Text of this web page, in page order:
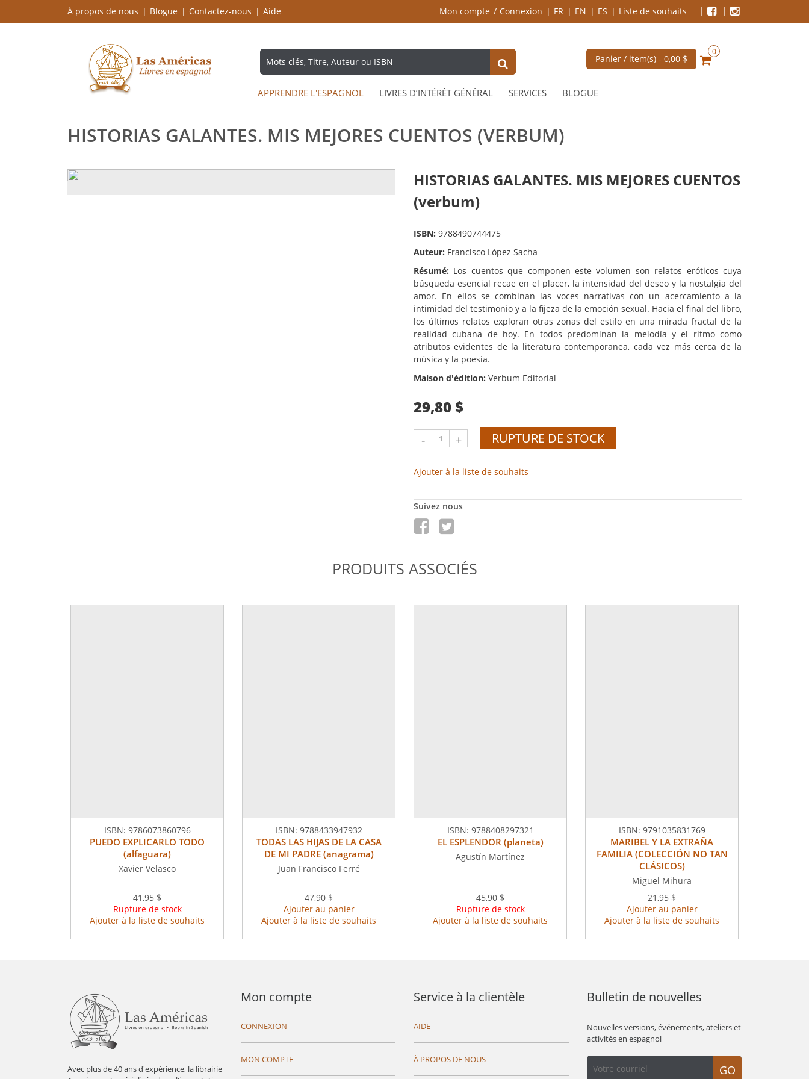
À propos de nous Blogue Contactez-nous Aide Mon compte Connexion FR EN ES Liste de souhaits
Panier / item(s) - 0,00 $
0
APPRENDRE L'ESPAGNOL LIVRES D’INTÉRÊT GÉNÉRAL SERVICES BLOGUE
HISTORIAS GALANTES. MIS MEJORES CUENTOS (VERBUM)
HISTORIAS GALANTES. MIS MEJORES CUENTOS
(verbum)
ISBN: 9788490744475
Auteur: Francisco López Sacha
Résumé: Los cuentos que componen este volumen son relatos eróticos cuya
búsqueda esencial recae en el placer, la intensidad del deseo y la nostalgia del
amor. En ellos se combinan las voces narrativas con un acercamiento a la
intimidad del testimonio y a la fijeza de la emoción sexual. Hacia el final del libro,
los últimos relatos exploran otras zonas del estilo en una mirada fractal de la
realidad cubana de hoy. En todos predominan la melodía y el ritmo como
atributos evidentes de la literatura contemporanea, cada vez más cerca de la
música y la poesía.
Maison d'édition: Verbum Editorial
29,80 $
- + RUPTURE DE STOCK
Ajouter à la liste de souhaits
Suivez nous
PRODUITS ASSOCIÉS
ISBN: 9786073860796
PUEDO EXPLICARLO TODO
(alfaguara)
Xavier Velasco
41,95 $
Rupture de stock
Ajouter à la liste de souhaits
ISBN: 9788433947932
TODAS LAS HIJAS DE LA CASA
DE MI PADRE (anagrama)
Juan Francisco Ferré
47,90 $
Ajouter au panier
Ajouter à la liste de souhaits
ISBN: 9788408297321
EL ESPLENDOR (planeta)
Agustín Martínez
45,90 $
Rupture de stock
Ajouter à la liste de souhaits
ISBN: 9791035831769
MARIBEL Y LA EXTRAÑA
FAMILIA (COLECCIÓN NO TAN
CLÁSICOS)
Miguel Mihura
21,95 $
Ajouter au panier
Ajouter à la liste de souhaits
Avec plus de 40 ans d'expérience, la librairie
Mon compte
CONNEXION
MON COMPTE
Service à la clientèle
AIDE
À PROPOS DE NOUS
Bulletin de nouvelles
Nouvelles versions, événements, ateliers et
activités en espagnol
GO